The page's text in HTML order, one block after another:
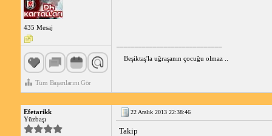
435 Mesaj
Tüm Başarılarını Gör
Beşiktaş'la uğraşanın çocuğu olmaz ..
Efetarikk
Yüzbaşı
22 Aralık 2013 22:38:46
Takip